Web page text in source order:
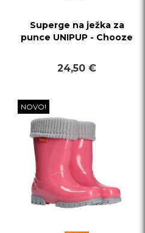
Superge na ježka za
punce UNIPUP - Chooze
24,50 €
NOVO!